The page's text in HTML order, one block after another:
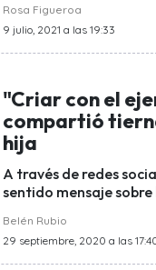
Rosa Figueroa
9 julio, 2021 a las 19:33
"Criar con el
compartió
hija
A través de redes
sentido mensaje
Belén Rubio
29 septiembre, 2020 a las